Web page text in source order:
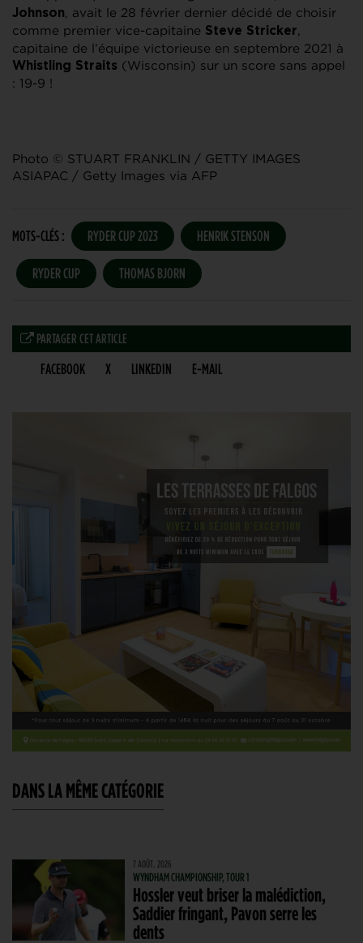
Johnson, avait le 28 février dernier décidé de choisir
comme premier vice-capitaine Steve Stricker,
capitaine de l’équipe victorieuse en septembre 2021 à
Whistling Straits (Wisconsin) sur un score sans appel
: 19-9 !
Photo © STUART FRANKLIN / GETTY IMAGES
ASIAPAC / Getty Images via AFP
MOTS-CLÉS : RYDER CUP 2023 HENRIK STENSON
RYDER CUP THOMAS BJORN
PARTAGER CET ARTICLE
FACEBOOK X LINKEDIN E-MAIL
DANS LA MÊME CATÉGORIE
7 AOÛT. 2026
WYNDHAM CHAMPIONSHIP, TOUR 1
Hossler veut briser la malédiction,
Saddier fringant, Pavon serre les
dents